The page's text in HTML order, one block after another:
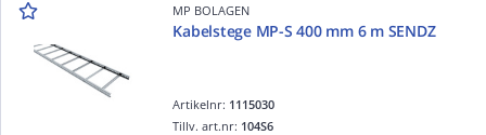
MP BOLAGEN
Kabelstege MP-S 400 mm 6 m SENDZ
Artikelnr: 1115030
Tillv. art.nr: 104S6